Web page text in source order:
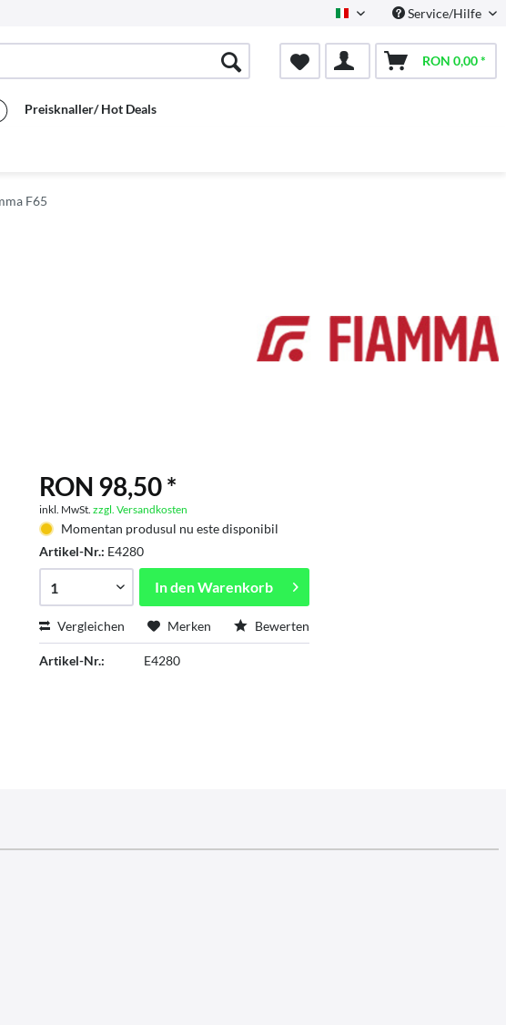
Italian Service/Hilfe
RON 0,00 *
Preisknaller/ Hot Deals
F65
RON 98,50 *
inkl. MwSt.zzgl. Versandkosten
Momentan produsul nu este disponibil
Artikel-Nr.: E4280
In denWarenkorb
Vergleichen Merken Bewerten
Artikel-Nr.: E4280